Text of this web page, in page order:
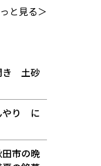
と見る＞
き 土砂
やり に
市の晩